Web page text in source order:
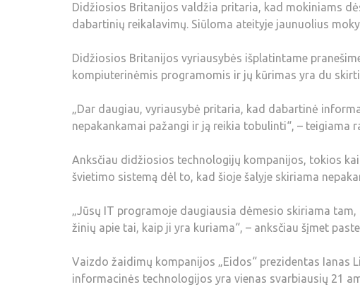
Didžiosios Britanijos valdžia pritaria, kad mokiniams
dabartinių reikalavimų. Siūloma ateityje jaunuolius
Didžiosios Britanijos vyriausybės išplatintame
kompiuterinėmis programomis ir jų kūrimas yra du
„Dar daugiau, vyriausybė pritaria, kad dabartinė
nepakankamai pažangi ir ją reikia tobulinti“, – teigiama
Anksčiau didžiosios technologijų kompanijos, tokios
švietimo sistemą dėl to, kad šioje šalyje skiriama
„Jūsų IT programoje daugiausia dėmesio skiriama
žinių apie tai, kaip ji yra kuriama“, – anksčiau šįmet
Vaizdo žaidimų kompanijos „Eidos“ prezidentas Ianas
informacinės technologijos yra vienas svarbiausių 21